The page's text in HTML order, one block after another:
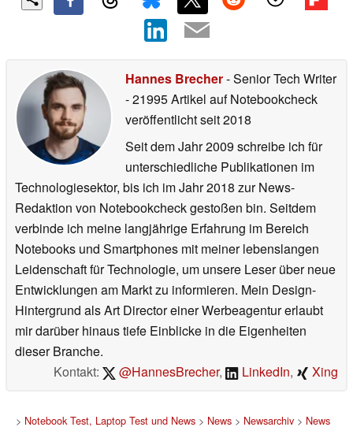
Hannes Brecher- Senior Tech Writer
- 21995 Artikel auf Notebookcheck
veröffentlichtseit 2018
Seit dem Jahr 2009 schreibe ich für
unterschiedliche Publikationen im
Technologiesektor, bis ich im Jahr 2018 zur News-
Redaktion von Notebookcheck gestoßen bin. Seitdem
verbinde ich meine langjährige Erfahrung im Bereich
Notebooks und Smartphones mit meiner lebenslangen
Leidenschaft für Technologie, um unsere Leser über neue
Entwicklungen am Markt zu informieren. Mein Design-
Hintergrund als Art Director einer Werbeagentur erlaubt
mir darüber hinaus tiefe Einblicke in die Eigenheiten
dieser Branche.
Kontakt:
@HannesBrecher, LinkedIn, Xing
> Notebook Test, Laptop Test und News> News> Newsarchiv> News